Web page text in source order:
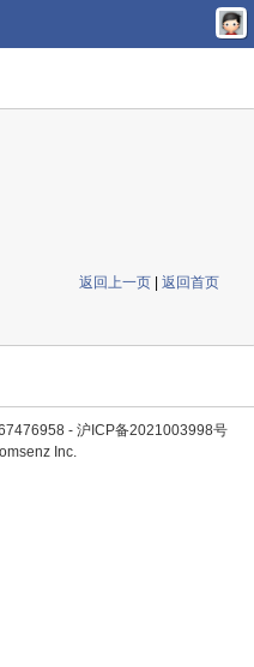
返回上一页 返回首页
- 沪ICP备2021003998号
Inc.